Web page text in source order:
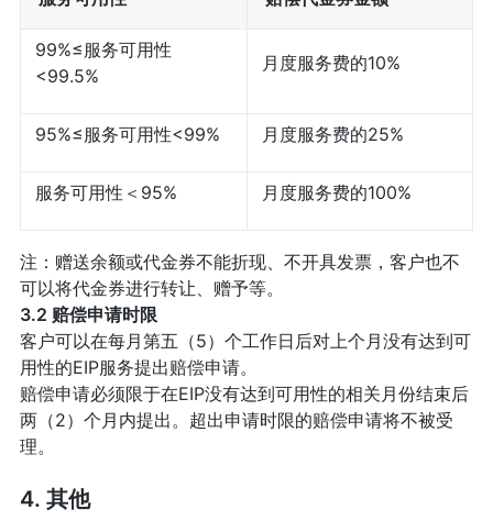
99%≤服务可用性
<99.5%
月度服务费的10%
95%≤服务可用性<99% 月度服务费的25%
服务可用性＜95% 月度服务费的100%
注：赠送余额或代金券不能折现、不开具发票，客户也不
可以将代金券进行转让、赠予等。
3.2 赔偿申请时限
客户可以在每月第五（5）个工作日后对上个月没有达到可
用性的EIP服务提出赔偿申请。
赔偿申请必须限于在EIP没有达到可用性的相关月份结束后
两（2）个月内提出。超出申请时限的赔偿申请将不被受
理。
4. 其他